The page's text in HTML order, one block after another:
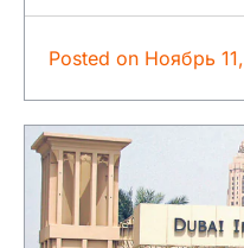
Posted on Ноябрь